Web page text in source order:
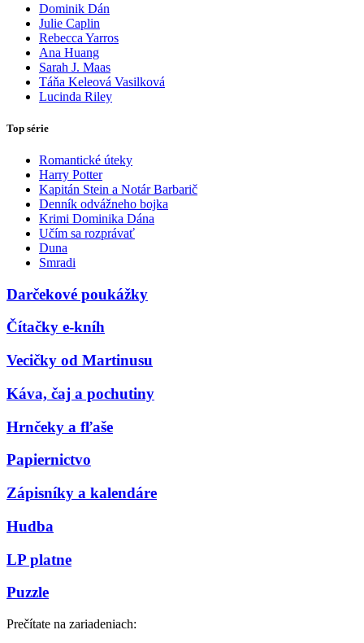
Dominik Dán
Julie Caplin
Rebecca Yarros
Ana Huang
Sarah J. Maas
Táňa Keleová Vasilková
Lucinda Riley
Top série
Romantické úteky
Harry Potter
Kapitán Stein a Notár Barbarič
Denník odvážneho bojka
Krimi Dominika Dána
Učím sa rozprávať
Duna
Smradi
Darčekové poukážky
Čítačky e-kníh
Vecičky od Martinusu
Káva, čaj a pochutiny
Hrnčeky a fľaše
Papiernictvo
Zápisníky a kalendáre
Hudba
LP platne
Puzzle
Prečítate na zariadeniach: